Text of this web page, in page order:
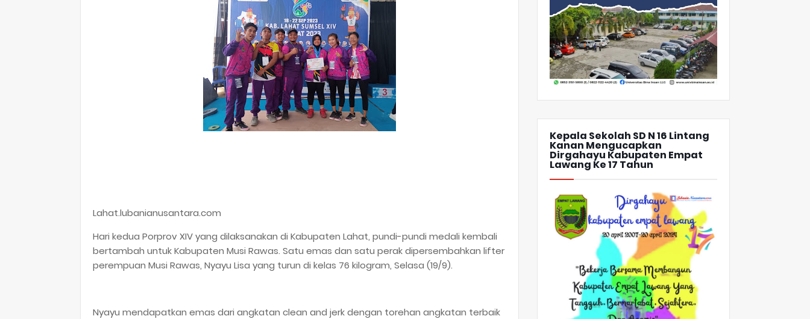
Lahat.lubanianusantara.com
Hari kedua Porprov XIV yang dilaksanakan di Kabupaten Lahat, pundi-pundi medali kembali
bertambah untuk Kabupaten Musi Rawas. Satu emas dan satu perak dipersembahkan lifter
perempuan Musi Rawas, Nyayu Lisa yang turun di kelas 76 kilogram, Selasa (19/9).
Nyayu mendapatkan emas dari angkatan clean and jerk dengan torehan angkatan terbaik
Kepala Sekolah SD N 16 Lintang
Kanan Mengucapkan
Dirgahayu Kabupaten Empat
Lawang Ke 17 Tahun